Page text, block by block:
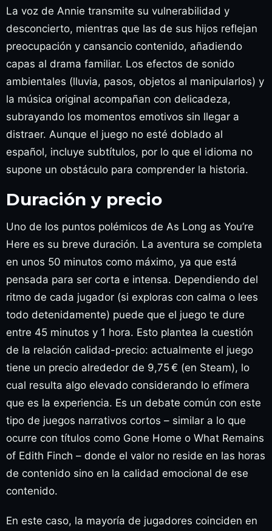
La voz de Annie transmite su vulnerabilidad y
desconcierto, mientras que las de sus hijos reflejan
preocupación y cansancio contenido, añadiendo
capas al drama familiar. Los efectos de sonido
ambientales (lluvia, pasos, objetos al manipularlos) y
la música original acompañan con delicadeza,
subrayando los momentos emotivos sin llegar a
distraer. Aunque el juego no esté doblado al
español, incluye subtítulos, por lo que el idioma no
supone un obstáculo para comprender la historia.
Duración y precio
Uno de los puntos polémicos de As Long as You’re
Here es su breve duración. La aventura se completa
en unos 50 minutos como máximo, ya que está
pensada para ser corta e intensa. Dependiendo del
ritmo de cada jugador (si exploras con calma o lees
todo detenidamente) puede que el juego te dure
entre 45 minutos y 1 hora. Esto plantea la cuestión
de la relación calidad-precio: actualmente el juego
tiene un precio alrededor de 9,75 € (en Steam), lo
cual resulta algo elevado considerando lo efímera
que es la experiencia. Es un debate común con este
tipo de juegos narrativos cortos – similar a lo que
ocurre con títulos como Gone Home o What Remains
of Edith Finch – donde el valor no reside en las horas
de contenido sino en la calidad emocional de ese
contenido.
En este caso, la mayoría de jugadores coinciden en